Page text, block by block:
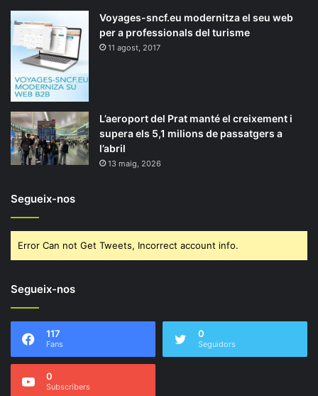
Voyages-sncf.eu modernitza el seu web
per a professionals del turisme
11 agost, 2017
L’aeroport del Prat manté el creixement i
supera els 5,1 milions de passatgers a
l’abril
13 maig, 2026
Segueix-nos
Error Can not Get Tweets, Incorrect account info.
Segueix-nos
117
Fans
0
Seguidors
0
Subscribers